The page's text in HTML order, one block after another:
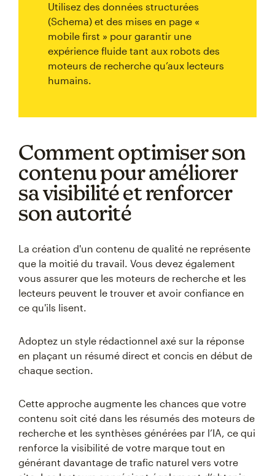
Utilisez des données structurées
(Schema) et des mises en page «
mobile first » pour garantir une
expérience fluide tant aux robots des
moteurs de recherche qu’aux lecteurs
humains.
Comment optimiser son
contenu pour améliorer
sa visibilité et renforcer
son autorité
La création d'un contenu de qualité ne représente
que la moitié du travail. Vous devez également
vous assurer que les moteurs de recherche et les
lecteurs peuvent le trouver et avoir confiance en
ce qu'ils lisent.
Adoptez un style rédactionnel axé sur la réponse
en plaçant un résumé direct et concis en début de
chaque section.
Cette approche augmente les chances que votre
contenu soit cité dans les résumés des moteurs de
recherche et les synthèses générées par l’IA, ce qui
renforce la visibilité de votre marque tout en
générant davantage de trafic naturel vers votre